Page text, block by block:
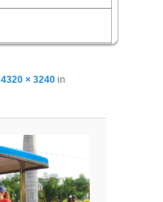
4320 × 3240in